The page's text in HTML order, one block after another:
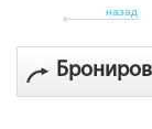
назад